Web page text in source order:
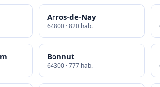
Arros-de-Nay
64800 · 820 hab.
Bonnut
64300 · 777 hab.